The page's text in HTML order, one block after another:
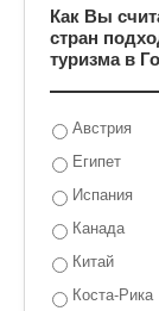
Как Вы
стран
туризма в
Австрия
Египет
Испания
Канада
Китай
Коста-Рика